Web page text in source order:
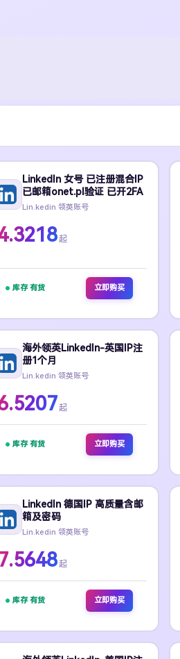
LinkedIn 女号 已注册混合IP
已邮箱onet.pl验证 已开2FA
Lin.kedin 领英账号
起
库存 有货 立即购买
海外领英LinkedIn-英国IP注
册1个月
Lin.kedin 领英账号
起
库存 有货 立即购买
LinkedIn 德国IP 高质量含邮
箱及密码
Lin.kedin 领英账号
起
库存 有货 立即购买